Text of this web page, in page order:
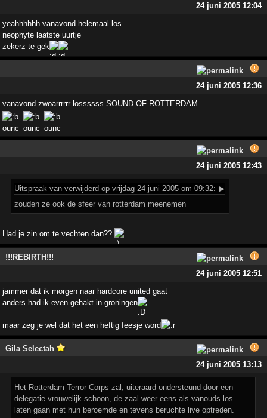
24 juni 2005 12:04
yeahhhhhh vanavond helemaal los
neophyte laatste uurtje
zekerz te gek
24 juni 2005 12:36
vanavond zwoarrrrrr lossssss SOUND OF ROTTERDAM
24 juni 2005 12:43
Uitspraak van verwijderd op vrijdag 24 juni 2005 om 09:32: ▶
zouden ze ook de sfeer van rotterdam meenemen
Had je zin om te vechten dan??
!!!REBIRTH!!!
24 juni 2005 12:51
jammer dat ik morgen naar hardcore united gaat
anders had ik even gehakt in groningen
maar zeg je wel dat het een heftig feesje word
Gila Selectah
24 juni 2005 13:13
Het Rotterdam Terror Corps zal, uiteraard ondersteund door een
delegatie vrouwelijk schoon, de zaal weer eens als vanouds los
laten gaan met hun beroemde en tevens beruchte live optreden.